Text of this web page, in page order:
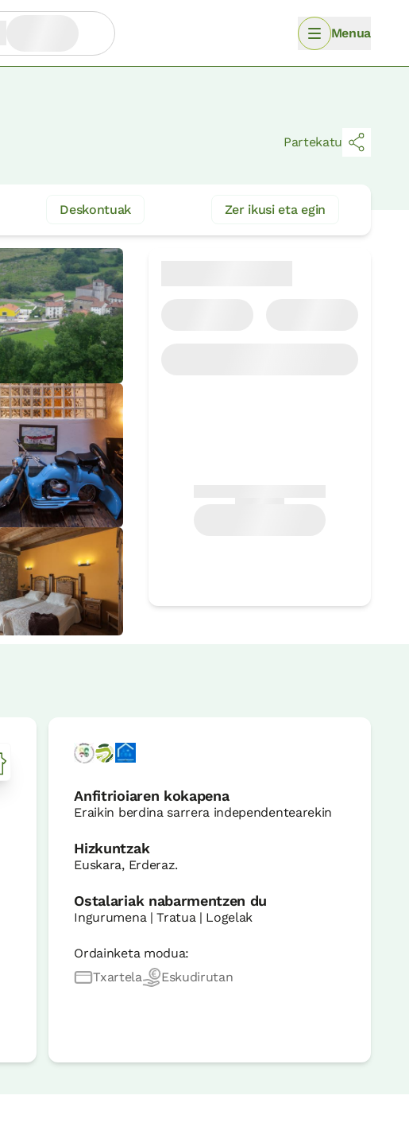
Menua
Partekatu
Deskontuak Zer ikusi eta egin
Anfitrioiaren kokapena
Eraikin berdina sarrera independentearekin
Hizkuntzak
Euskara, Erderaz.
Ostalariak nabarmentzen du
Ingurumena | Tratua | Logelak
Ordainketa modua:
Txartela
Eskudirutan